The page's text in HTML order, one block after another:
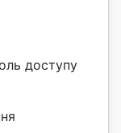
доступу